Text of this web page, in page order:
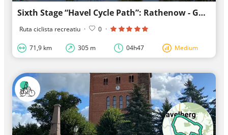
Sixth Stage “Havel Cycle Path”: Rathenow - Gnevsdorf
Ruta ciclista recreatiu · 0 ·
71,9 km 305 m 04h47 Medium